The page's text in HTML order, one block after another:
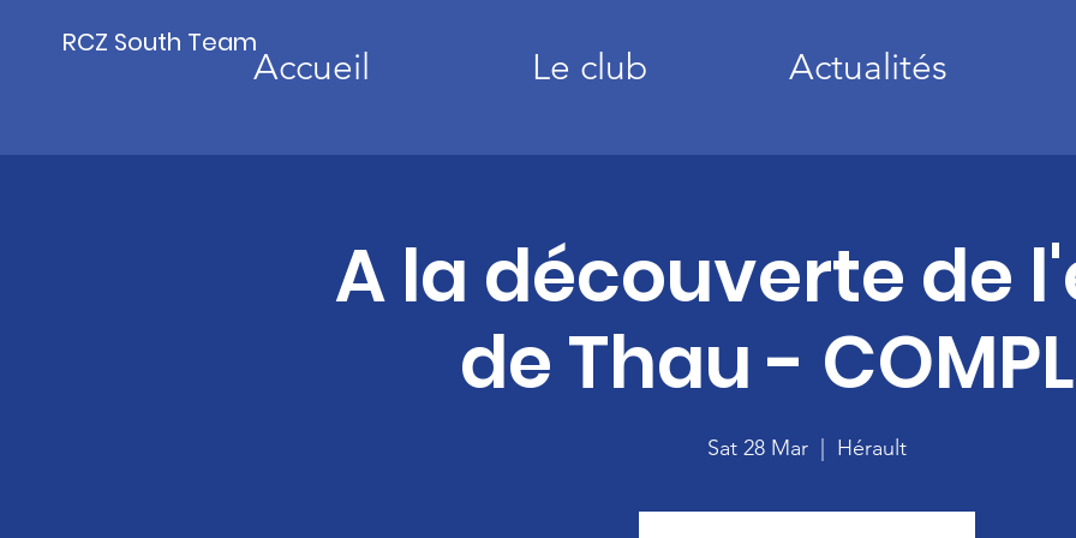
RCZ South Team
Accueil Le club Actualités
A la découverte de
de Thau -
Sat 28 Mar Hérault